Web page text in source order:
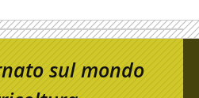
sul mondo